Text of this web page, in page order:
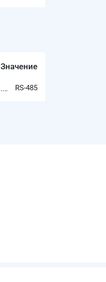
Значение
RS-485